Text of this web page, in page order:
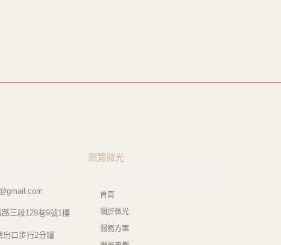
三段128巷9號1樓
出口步行2分鐘
瀏覽微光
首頁
關於微光
服務方案